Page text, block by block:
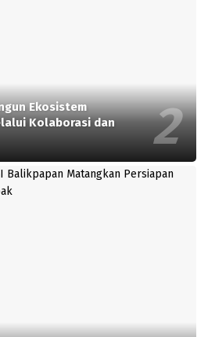
Ekosistem
Kolaborasi dan